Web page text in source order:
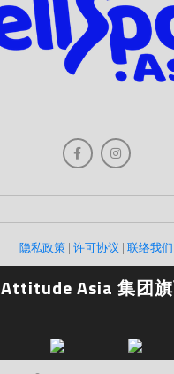
隐私政策 | 许可协议 | 联络我们
Attitude Asia 集团